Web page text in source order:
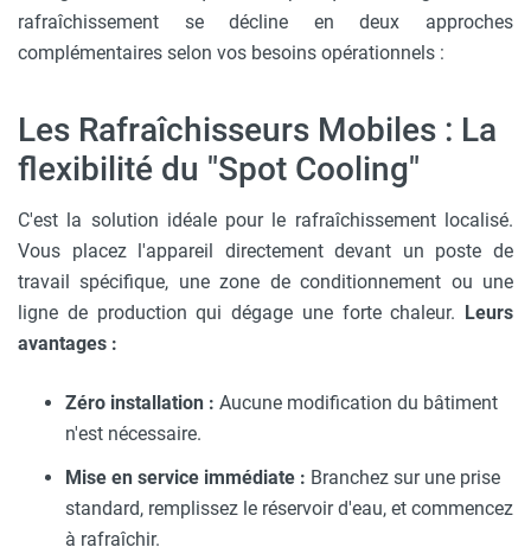
rafraîchissement se décline en deux approches
complémentaires selon vos besoins opérationnels :
Les Rafraîchisseurs Mobiles : La
flexibilité du "Spot Cooling"
C'est la solution idéale pour le rafraîchissement localisé.
Vous placez l'appareil directement devant un poste de
travail spécifique, une zone de conditionnement ou une
ligne de production qui dégage une forte chaleur. Leurs
avantages :
Zéro installation : Aucune modification du bâtiment
n'est nécessaire.
Mise en service immédiate : Branchez sur une prise
standard, remplissez le réservoir d'eau, et commencez
à rafraîchir.